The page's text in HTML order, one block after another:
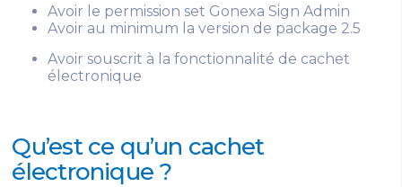
Avoir le permission set Gonexa Sign Admin
Avoir au minimum la version de package 2.5
Avoir souscrit à la fonctionnalité de cachet
électronique
Qu’est ce qu’un cachet
électronique ?